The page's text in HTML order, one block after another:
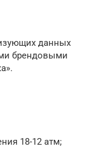
данных
брендовыми
18-12 атм;